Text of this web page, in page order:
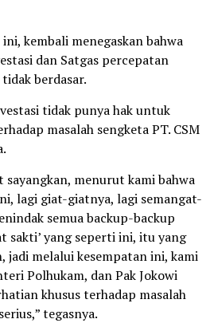
kembali menegaskan bahwa
dan Satgas percepatan
berdasar.
tidak punya hak untuk
masalah sengketa PT. CSM
sayangkan, menurut kami bahwa
lagi giat-giatnya, lagi semangat-
semua backup-backup
sakti’ yang seperti ini, itu yang
jadi melalui kesempatan ini, kami
Polhukam, dan Pak Jokowi
khusus terhadap masalah
tegasnya.